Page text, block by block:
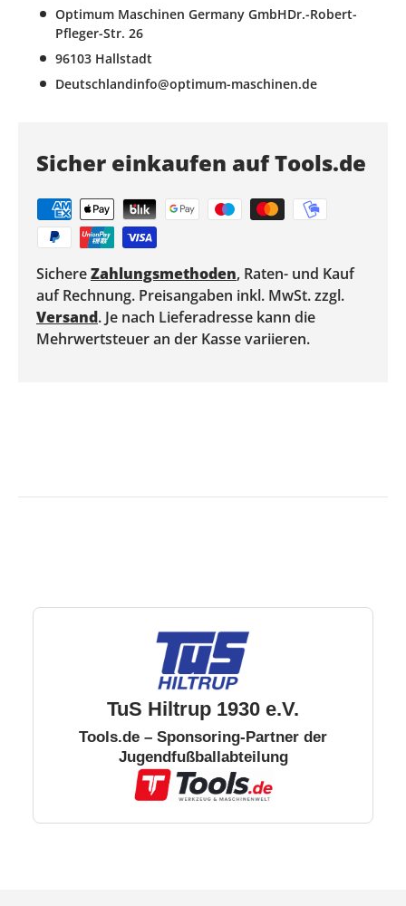
Optimum Maschinen Germany GmbHDr.-Robert-
Pfleger-Str. 26
96103 Hallstadt
Deutschlandinfo@optimum-maschinen.de
Sicher einkaufen auf Tools.de
SichereZahlungsmethoden, Raten- und Kauf
auf Rechnung. Preisangaben inkl. MwSt. zzgl.
Versand. Je nach Lieferadresse kann die
Mehrwertsteuer an der Kasse variieren.
TuS Hiltrup 1930 e.V.
Tools.de – Sponsoring-Partner der
Jugendfußballabteilung